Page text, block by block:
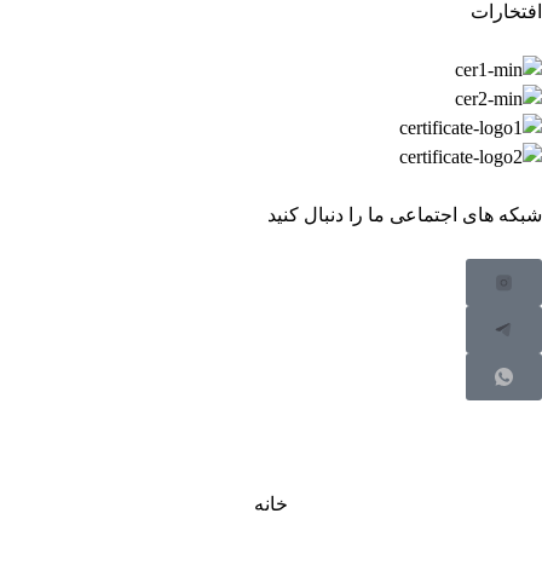
افتخارات
شبکه های اجتماعی ما را دنبال کنید
خانه